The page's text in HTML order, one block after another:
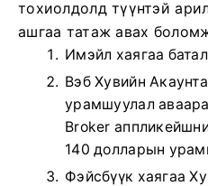
тохиолдолд түүнтэй
ашгаа татаж авах
Имэйл хаягаа
Вэб Хувийн
урамшуулал
Broker
140 долларын
Фэйсбүүк хаягаа